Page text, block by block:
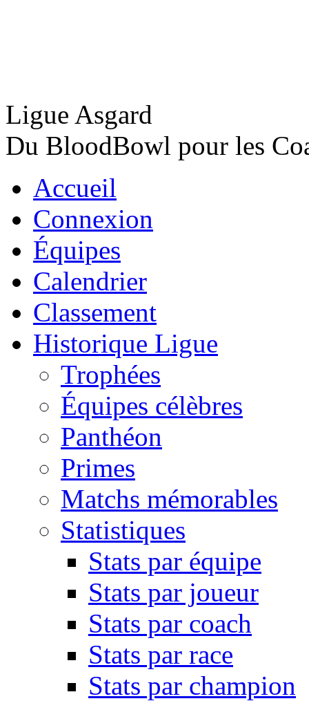
Ligue Asgard
Du BloodBowl pour les
Accueil
Connexion
Équipes
Calendrier
Classement
Historique Ligue
Trophées
Équipes célèbres
Panthéon
Primes
Matchs mémorables
Statistiques
Stats par équipe
Stats par joueur
Stats par coach
Stats par race
Stats par champion